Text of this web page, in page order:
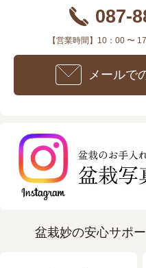
087-
【営業時間】10：00 〜
メールで
盆栽妙の安心サポ